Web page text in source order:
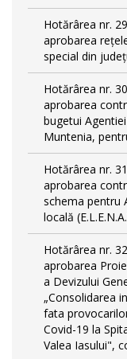
Hotărârea nr.
aprobarea
special din
Hotărârea nr.
aprobarea
bugetui
Muntenia,
Hotărârea nr.
aprobarea
schema pentru
locală
Hotărârea nr.
aprobarea
a Devizului
„Consolidarea
fata
Covid-19 la
Valea Iasului",